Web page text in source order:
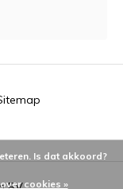
Is dat akkoord?
cookies »